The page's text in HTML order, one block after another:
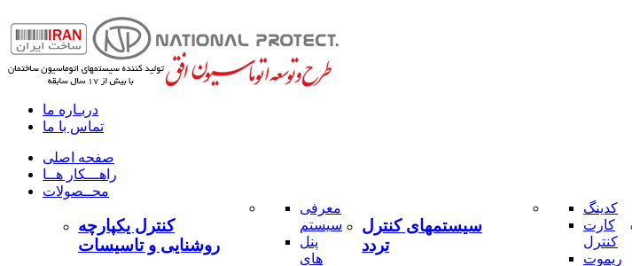
دربـاره ما
تماس با ما
صفحه اصلی
راهـــکار هــا
محــصولات
کنترل یکپارچه
روشنایی و تاسیسات
معرفی
سیستم
پنل
های
سیستمهای کنترل
تردد
کدینگ
کارت
کنترل
ریموت